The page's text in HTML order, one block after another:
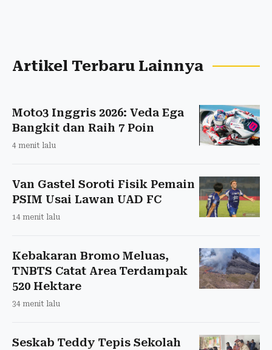
Artikel Terbaru Lainnya
Moto3 Inggris 2026: Veda Ega
Bangkit dan Raih 7 Poin
4 menit lalu
Van Gastel Soroti Fisik Pemain
PSIM Usai Lawan UAD FC
14 menit lalu
Kebakaran Bromo Meluas,
TNBTS Catat Area Terdampak
520 Hektare
34 menit lalu
Seskab Teddy Tepis Sekolah